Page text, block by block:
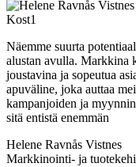
Näemme suurta
alustan avulla. Markkina
joustavina ja sopeutua
apuväline, joka auttaa
kampanjoiden ja
sitä entistä enemmän
Helene Ravnås Vistnes
Markkinointi- ja